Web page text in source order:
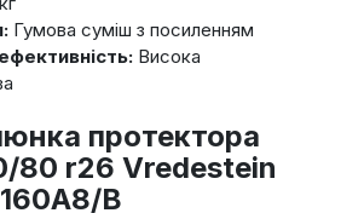
Гумова суміш з посиленням
Висока
протектора
80 r26 Vredestein
B